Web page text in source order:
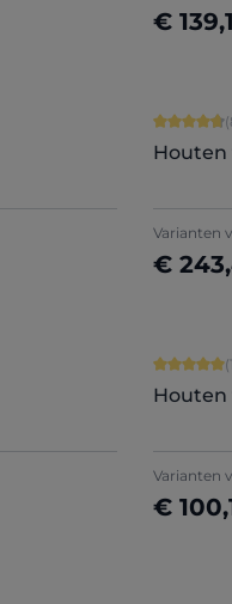
€ Nu
Houten
Varianten
€ Nu
Houten
Varianten
€